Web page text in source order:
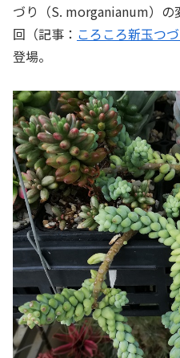
づり（S. morganianum）の
回（記事： ころころ新玉つ
登場。